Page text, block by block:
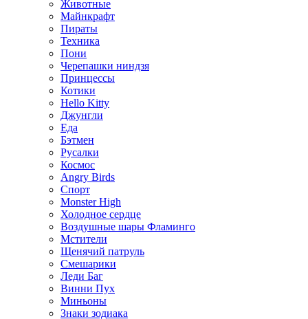
Животные
Майнкрафт
Пираты
Техника
Пони
Черепашки ниндзя
Принцессы
Котики
Hello Kitty
Джунгли
Еда
Бэтмен
Русалки
Космос
Angry Birds
Спорт
Monster High
Холодное сердце
Воздушные шары Фламинго
Мстители
Щенячий патруль
Смешарики
Леди Баг
Винни Пух
Миньоны
Знаки зодиака